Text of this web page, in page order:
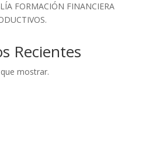
FORMACIÓN FINANCIERA
Recientes
mostrar.